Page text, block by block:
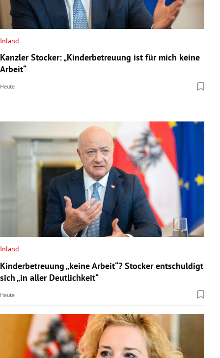
Untermenü
Untermenü
Untermenü
Inland
Kanzler Stocker: „Kinderbetreuung ist für mich keine
Arbeit“
Heute
Inland
Kinderbetreuung „keine Arbeit“? Stocker entschuldigt
sich „in aller Deutlichkeit“
Heute